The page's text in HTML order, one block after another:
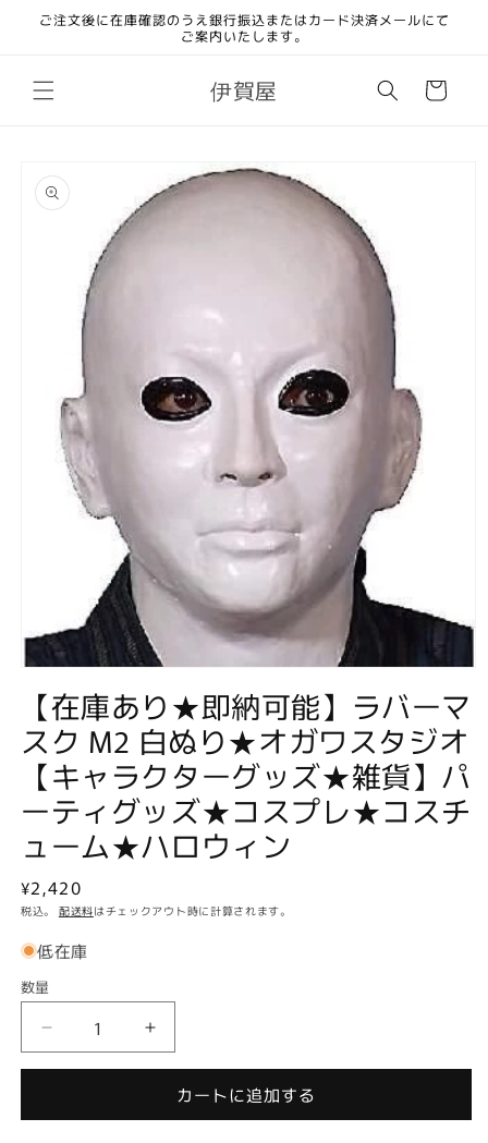
ンツに
ご注文後に在庫確認のうえ銀行振込またはカード決済メールにて
ご案内いたします。
伊賀屋
ー
報にス
キップ
ル
で
ィ
(1)
開
く
【在庫あり★即納可能】ラバーマ
スク M2 白ぬり★オガワスタジオ
【キャラクターグッズ★雑貨】パ
ーティグッズ★コスプレ★コスチ
ューム★ハロウィン
通
常
価
格
¥2,420
税込。 配送料はチェックアウト時に計算されます。
低在庫
数
数量
庫
り
【在
庫
り
カートに追加する